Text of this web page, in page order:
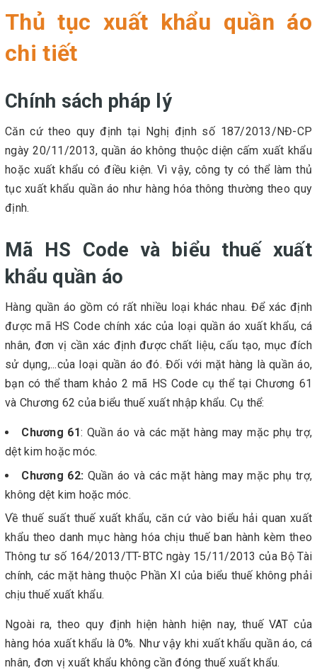
Thủ tục xuất khẩu quần áo
chi tiết
Chính sách pháp lý
Căn cứ theo quy định tại Nghị định số 187/2013/NĐ-CP
ngày 20/11/2013, quần áo không thuộc diện cấm xuất khẩu
hoặc xuất khẩu có điều kiện. Vì vậy, công ty có thể làm thủ
tục xuất khẩu quần áo như hàng hóa thông thường theo quy
định.
Mã HS Code và biểu thuế xuất
khẩu quần áo
Hàng quần áo gồm có rất nhiều loại khác nhau. Để xác định
được mã HS Code chính xác của loại quần áo xuất khẩu, cá
nhân, đơn vị cần xác định được chất liệu, cấu tạo, mục đích
sử dụng,...của loại quần áo đó. Đối với mặt hàng là quần áo,
bạn có thể tham khảo 2 mã HS Code cụ thể tại Chương 61
và Chương 62 của biểu thuế xuất nhập khẩu. Cụ thể:
Chương 61: Quần áo và các mặt hàng may mặc phụ trợ,
dệt kim hoặc móc.
Chương 62: Quần áo và các mặt hàng may mặc phụ trợ,
không dệt kim hoặc móc.
Về thuế suất thuế xuất khẩu, căn cứ vào biểu hải quan xuất
khẩu theo danh mục hàng hóa chịu thuế ban hành kèm theo
Thông tư số 164/2013/TT-BTC ngày 15/11/2013 của Bộ Tài
chính, các mặt hàng thuộc Phần XI của biểu thuế không phải
chịu thuế xuất khẩu.
Ngoài ra, theo quy định hiện hành hiện nay, thuế VAT của
hàng hóa xuất khẩu là 0%. Như vậy khi xuất khẩu quần áo, cá
nhân, đơn vị xuất khẩu không cần đóng thuế xuất khẩu.